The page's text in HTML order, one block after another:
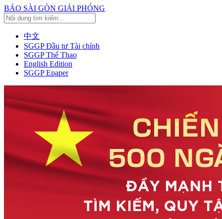
BÁO SÀI GÒN GIẢI PHÓNG
中文
SGGP Đầu tư Tài chính
SGGP Thể Thao
English Edition
SGGP Epaper